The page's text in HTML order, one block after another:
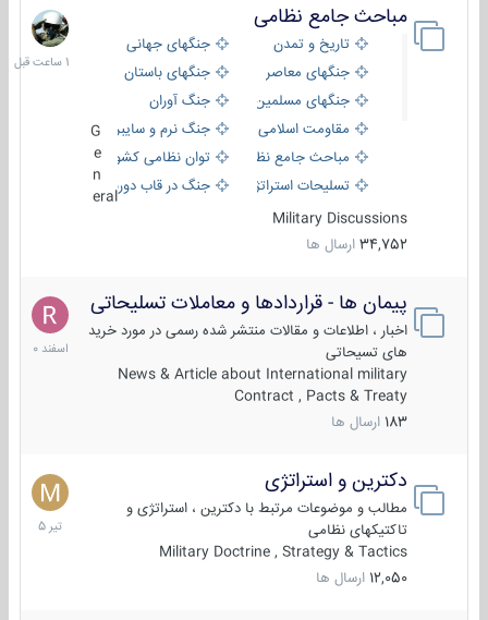
مباحث جامع نظامی
تاریخ و تمدن
جنگهای جهانی
جنگهای معاصر
جنگهای باستان
جنگهای مسلمین
جنگ آوران
مقاومت اسلامی
جنگ نرم و سایبری
مباحث جامع نظامی
توان نظامی کشورها
تسلیحات استراتژیک
جنگ در قاب دوربین
eral
Military Discussions
34,752 ارسال ها
1
ساعت
قبل
پیمان ها - قراردادها و معاملات تسلیحاتی
اخبار ، اطلاعات و مقالات منتشر شده رسمی در مورد خرید
های تسیحاتی
News & Article about International military
Contract , Pacts & Treaty
183 ارسال ها
7
اسفند
1400
دکترین و استراتژی
مطالب و موضوعات مرتبط با دکترین ، استراتژی و
تاکتیکهای نظامی
Military Doctrine , Strategy & Tactics
12,050 ارسال ها
27
تیر
1405